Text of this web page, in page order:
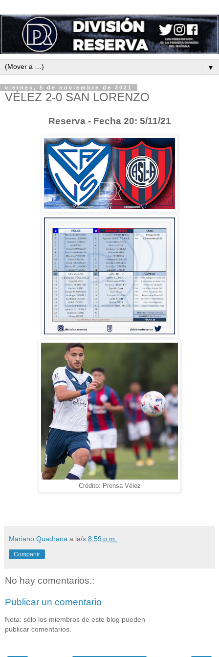
▼
viernes, 5 de noviembre de 2021
VÉLEZ 2-0 SAN LORENZO
Reserva - Fecha 20: 5/11/21
Crédito: Prensa Vélez
Mariano Quadrana a la/s 8:59 p.m.
Compartir
No hay comentarios.:
Publicar un comentario
Nota: sólo los miembros de este blog pueden
publicar comentarios.